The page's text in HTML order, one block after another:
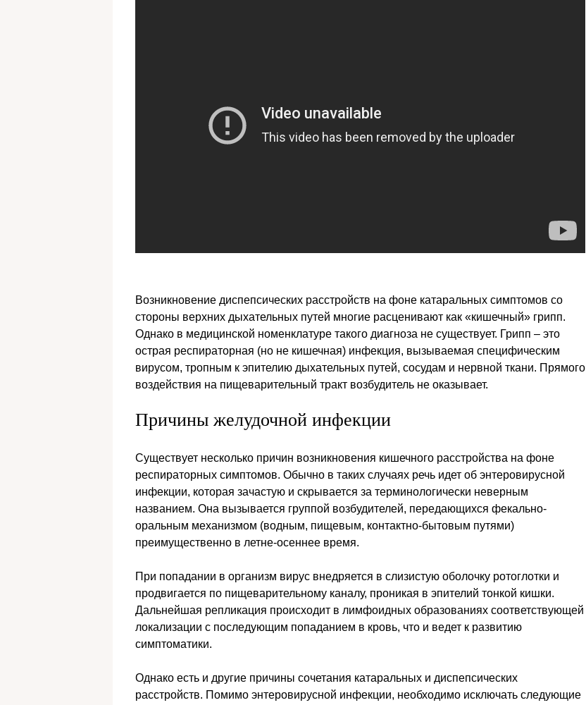
Возникновение диспепсических расстройств на фоне катаральных симптомов со
стороны верхних дыхательных путей многие расценивают как «кишечный» грипп.
Однако в медицинской номенклатуре такого диагноза не существует. Грипп – это
острая респираторная (но не кишечная) инфекция, вызываемая специфическим
вирусом, тропным к эпителию дыхательных путей, сосудам и нервной ткани. Прямого
воздействия на пищеварительный тракт возбудитель не оказывает.
Причины желудочной инфекции
Существует несколько причин возникновения кишечного расстройства на фоне
респираторных симптомов. Обычно в таких случаях речь идет об энтеровирусной
инфекции, которая зачастую и скрывается за терминологически неверным
названием. Она вызывается группой возбудителей, передающихся фекально-
оральным механизмом (водным, пищевым, контактно-бытовым путями)
преимущественно в летне-осеннее время.
При попадании в организм вирус внедряется в слизистую оболочку ротоглотки и
продвигается по пищеварительному каналу, проникая в эпителий тонкой кишки.
Дальнейшая репликация происходит в лимфоидных образованиях соответствующей
локализации с последующим попаданием в кровь, что и ведет к развитию
симптоматики.
Однако есть и другие причины сочетания катаральных и диспепсических
расстройств. Помимо энтеровирусной инфекции, необходимо исключать следующие